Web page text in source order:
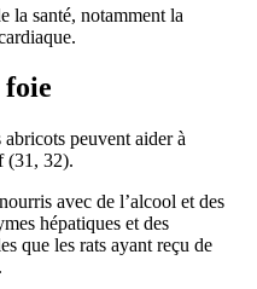
la santé, notamment la
peuvent aider à
(31 , 32).
avec de l’alcool et des
hépatiques et des
que les rats ayant reçu de